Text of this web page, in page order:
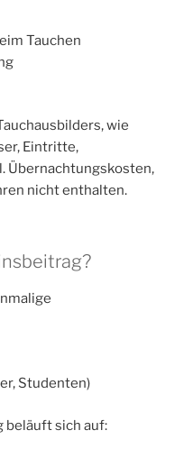
Tauchen
wie
Eintritte,
Übernachtungskosten,
nicht enthalten.
Studenten)
beläuft sich auf: